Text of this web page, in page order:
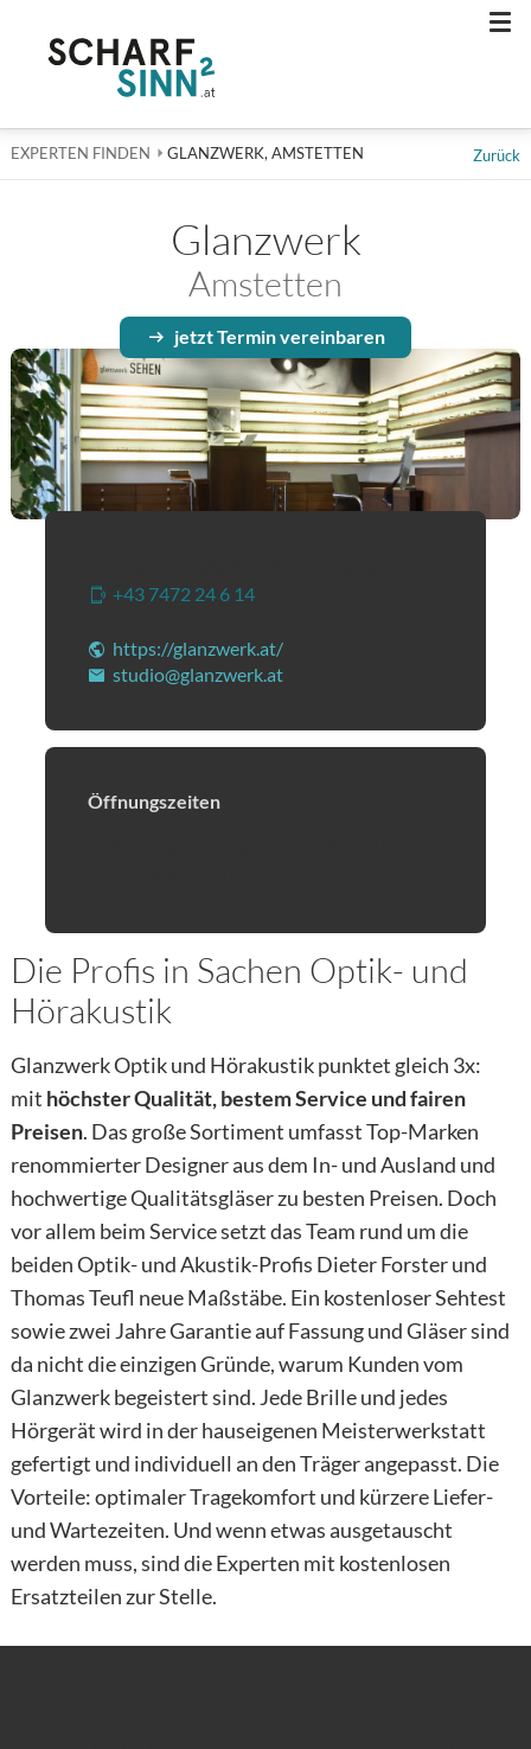
EXPERTEN FINDEN AKTUELL: GLANZWERK, AMSTETTEN
GLANZWERK, AMSTETTEN Zurück
Glanzwerk
Amstetten
jetzt Termin vereinbaren
+43 7472 24 6 14
https://glanzwerk.at/
studio@glanzwerk.at
Öffnungszeiten
Die Profis in Sachen Optik- und
Hörakustik
Glanzwerk Optik und Hörakustik punktet gleich 3x:
mit höchsterQualität, bestem Service und fairen
Preisen. Das große Sortiment umfasst Top-Marken
renommierter Designer aus dem In- und Ausland und
hochwertige Qualitätsgläser zu besten Preisen. Doch
vor allem beim Service setzt das Team rund um die
beiden Optik- und Akustik-Profis Dieter Forster und
Thomas Teufl neue Maßstäbe. Ein kostenloser Sehtest
sowie zwei Jahre Garantie auf Fassung und Gläser sind
da nicht die einzigen Gründe, warum Kunden vom
Glanzwerk begeistert sind. Jede Brille und jedes
Hörgerät wird in der hauseigenen Meisterwerkstatt
gefertigt und individuell an den Träger angepasst. Die
Vorteile: optimaler Tragekomfort und kürzere Liefer-
und Wartezeiten. Und wenn etwas ausgetauscht
werden muss, sind die Experten mit kostenlosen
Ersatzteilen zur Stelle.